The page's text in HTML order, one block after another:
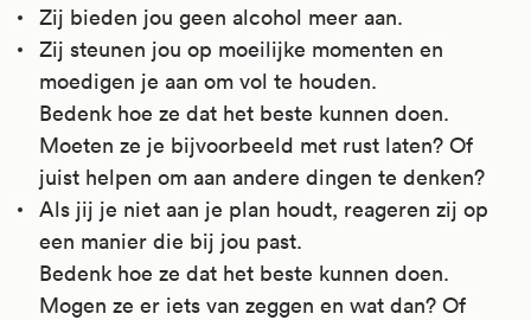
Zij bieden jou geen alcohol meer aan.
Zij steunen jou op moeilijke momenten en
moedigen je aan om vol te houden.
Bedenk hoe ze dat het beste kunnen doen.
Moeten ze je bijvoorbeeld met rust laten? Of
juist helpen om aan andere dingen te denken?
Als jij je niet aan je plan houdt, reageren zij op
een manier die bij jou past.
Bedenk hoe ze dat het beste kunnen doen.
Mogen ze er iets van zeggen en wat dan? Of